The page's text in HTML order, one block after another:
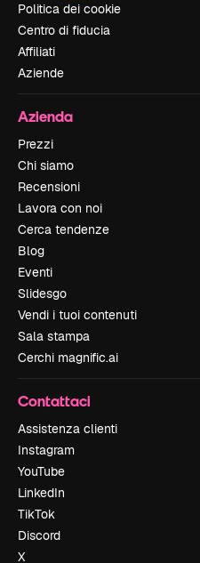
Politica dei cookie
Centro di fiducia
Affiliati
Aziende
Azienda
Prezzi
Chi siamo
Recensioni
Lavora con noi
Cerca tendenze
Blog
Eventi
Slidesgo
Vendi i tuoi contenuti
Sala stampa
Cerchi magnific.ai
Contattaci
Assistenza clienti
Instagram
YouTube
LinkedIn
TikTok
Discord
X